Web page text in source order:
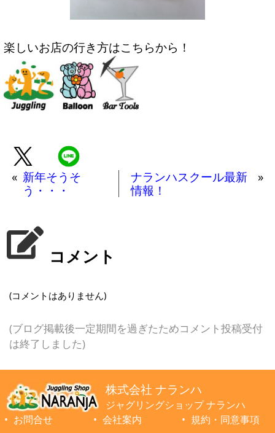
楽しいお店の行き方はこちらから！
« 新年そうそ
う・・・
ナランハスクール最新
情報！
»
コメント
(コメントはありません)
(ブログ掲載後一定期間を過ぎたためコメント投稿受付
は終了しました)
株式会社 ナランハ
ジャグリングショップ ナランハ
お問合せ
会社案内 規約・同意事項